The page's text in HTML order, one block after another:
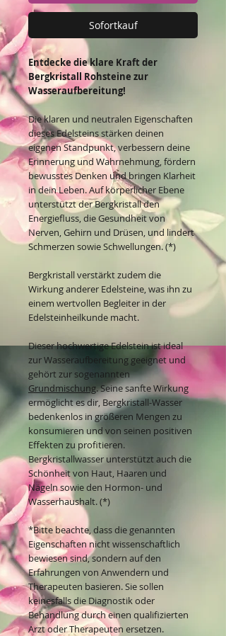
Sofortkauf
Entdecke die klare Kraft der
Bergkristall Rohsteine zur
Wasseraufbereitung!
Die klaren und neutralen Eigenschaften
dieses Edelsteins stärken deinen
eigenen Standpunkt, verbessern deine
Erinnerung und Wahrnehmung, fördern
bewusstes Denken und bringen Klarheit
in dein Leben. Auf körperlicher Ebene
unterstützt der Bergkristall den
Energiefluss, die Gesundheit von
Nerven, Gehirn und Drüsen, und lindert
Schmerzen sowie Schwellungen. (*)
Bergkristall verstärkt zudem die
Wirkung anderer Edelsteine, was ihn zu
einem wertvollen Begleiter in der
Edelsteinheilkunde macht.
Dieser hochwertige Edelstein ist ideal
zur Wasseraufbereitung geeignet und
gehört zur sogenannten
Grundmischung. Seine sanfte Wirkung
ermöglicht es dir, Bergkristall-Wasser
bedenkenlos in größeren Mengen zu
konsumieren und von seinen positiven
Effekten zu profitieren.
Bergkristallwasser unterstützt auch die
Schönheit von Haut, Haaren und
Nägeln sowie den Hormon- und
Wasserhaushalt. (*)
*Bitte beachte, dass die genannten
Eigenschaften nicht wissenschaftlich
bewiesen sind, sondern auf den
Erfahrungen von Anwendern und
Therapeuten basieren. Sie sollen
keinesfalls die Diagnostik oder
Behandlung durch einen qualifizierten
Arzt oder Therapeuten ersetzen.